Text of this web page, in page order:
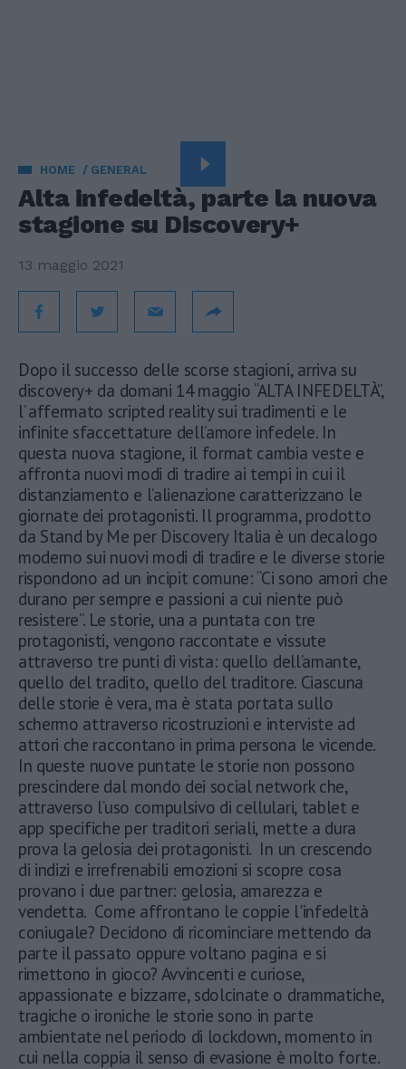
HOME GENERAL
Alta infedeltà, parte la nuova
stagione su Discovery+
13 maggio 2021
Dopo il successo delle scorse stagioni, arriva su
discovery+ da domani 14 maggio “ALTA INFEDELTÀ”,
l’ affermato scripted reality sui tradimenti e le
infinite sfaccettature dell’amore infedele. In
questa nuova stagione, il format cambia veste e
affronta nuovi modi di tradire ai tempi in cui il
distanziamento e l’alienazione caratterizzano le
giornate dei protagonisti. Il programma, prodotto
da Stand by Me per Discovery Italia è un decalogo
moderno sui nuovi modi di tradire e le diverse storie
rispondono ad un incipit comune: “Ci sono amori che
durano per sempre e passioni a cui niente può
resistere”. Le storie, una a puntata con tre
protagonisti, vengono raccontate e vissute
attraverso tre punti di vista: quello dell’amante,
quello del tradito, quello del traditore. Ciascuna
delle storie è vera, ma è stata portata sullo
schermo attraverso ricostruzioni e interviste ad
attori che raccontano in prima persona le vicende.
In queste nuove puntate le storie non possono
prescindere dal mondo dei social network che,
attraverso l’uso compulsivo di cellulari, tablet e
app specifiche per traditori seriali, mette a dura
prova la gelosia dei protagonisti. In un crescendo
di indizi e irrefrenabili emozioni si scopre cosa
provano i due partner: gelosia, amarezza e
vendetta. Come affrontano le coppie l'infedeltà
coniugale? Decidono di ricominciare mettendo da
parte il passato oppure voltano pagina e si
rimettono in gioco? Avvincenti e curiose,
appassionate e bizzarre, sdolcinate o drammatiche,
tragiche o ironiche le storie sono in parte
ambientate nel periodo di lockdown, momento in
cui nella coppia il senso di evasione è molto forte.